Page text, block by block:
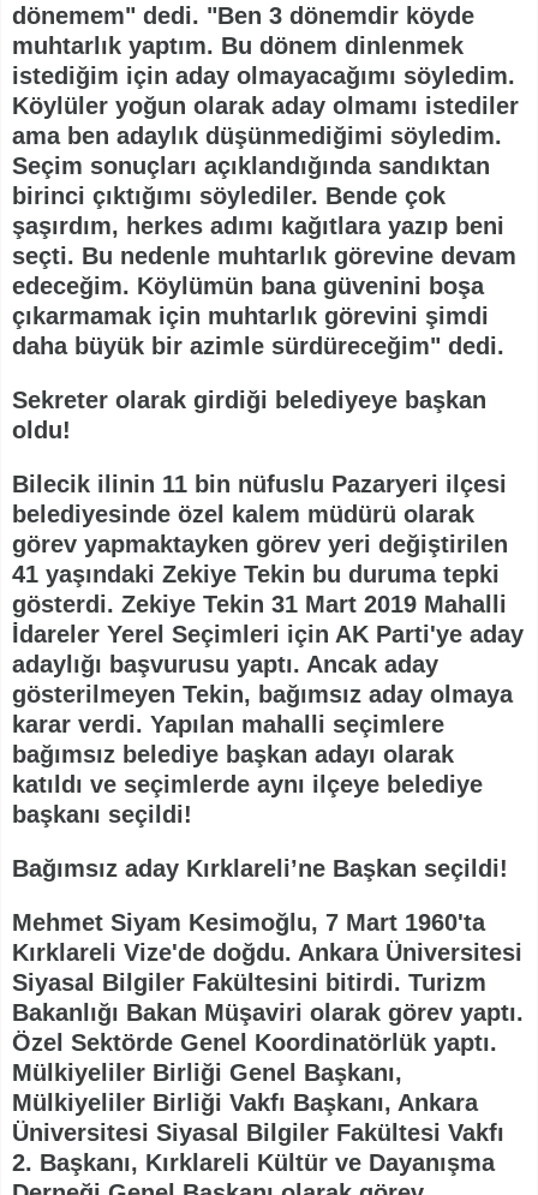
dönemem" dedi. "Ben 3 dönemdir köyde
muhtarlık yaptım. Bu dönem dinlenmek
istediğim için aday olmayacağımı söyledim.
Köylüler yoğun olarak aday olmamı istediler
ama ben adaylık düşünmediğimi söyledim.
Seçim sonuçları açıklandığında sandıktan
birinci çıktığımı söylediler. Bende çok
şaşırdım, herkes adımı kağıtlara yazıp beni
seçti. Bu nedenle muhtarlık görevine devam
edeceğim. Köylümün bana güvenini boşa
çıkarmamak için muhtarlık görevini şimdi
daha büyük bir azimle sürdüreceğim" dedi.
Sekreter olarak girdiği belediyeye başkan
oldu!
Bilecik ilinin 11 bin nüfuslu Pazaryeri ilçesi
belediyesinde özel kalem müdürü olarak
görev yapmaktayken görev yeri değiştirilen
41 yaşındaki Zekiye Tekin bu duruma tepki
gösterdi. Zekiye Tekin 31 Mart 2019 Mahalli
İdareler Yerel Seçimleri için AK Parti'ye aday
adaylığı başvurusu yaptı. Ancak aday
gösterilmeyen Tekin, bağımsız aday olmaya
karar verdi. Yapılan mahalli seçimlere
bağımsız belediye başkan adayı olarak
katıldı ve seçimlerde aynı ilçeye belediye
başkanı seçildi!
Bağımsız aday Kırklareli’ne Başkan seçildi!
Mehmet Siyam Kesimoğlu, 7 Mart 1960'ta
Kırklareli Vize'de doğdu. Ankara Üniversitesi
Siyasal Bilgiler Fakültesini bitirdi. Turizm
Bakanlığı Bakan Müşaviri olarak görev yaptı.
Özel Sektörde Genel Koordinatörlük yaptı.
Mülkiyeliler Birliği Genel Başkanı,
Mülkiyeliler Birliği Vakfı Başkanı, Ankara
Üniversitesi Siyasal Bilgiler Fakültesi Vakfı
2. Başkanı, Kırklareli Kültür ve Dayanışma